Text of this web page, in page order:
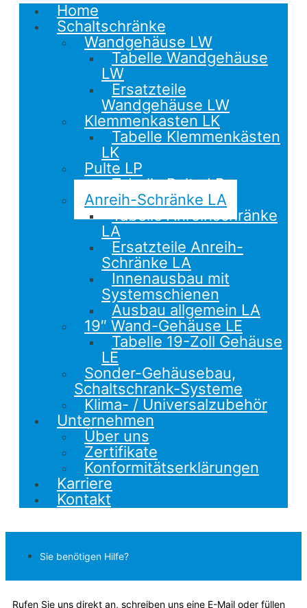
Home
Schaltschränke
Wandgehäuse LW
Tabelle Wandgehäuse
LW
Ersatzteile
Wandgehäuse LW
Klemmenkasten LK
Tabelle Klemmenkästen
LK
Pulte LP
Tabelle Pulte LP
Anreih-Schränke LA
Tabelle Anreihschränke
LA
Ersatzteile Anreih-
Schränke LA
Innenausbau mit
Systemschienen
Ausbau allgemein LA
19″ Wand-Gehäuse LE
Tabelle 19-Zoll Gehäuse
LE
Sonder-Gehäusebau,
Schaltschrank-Systeme
Klima- / Universalzubehör
Unternehmen
Über uns
Zertifikate
Konformitätserklärungen
Karriere
Kontakt
Sie benötigen Hilfe?
Rufen Sie uns direkt an, schreiben uns eine E-Mail oder füllen